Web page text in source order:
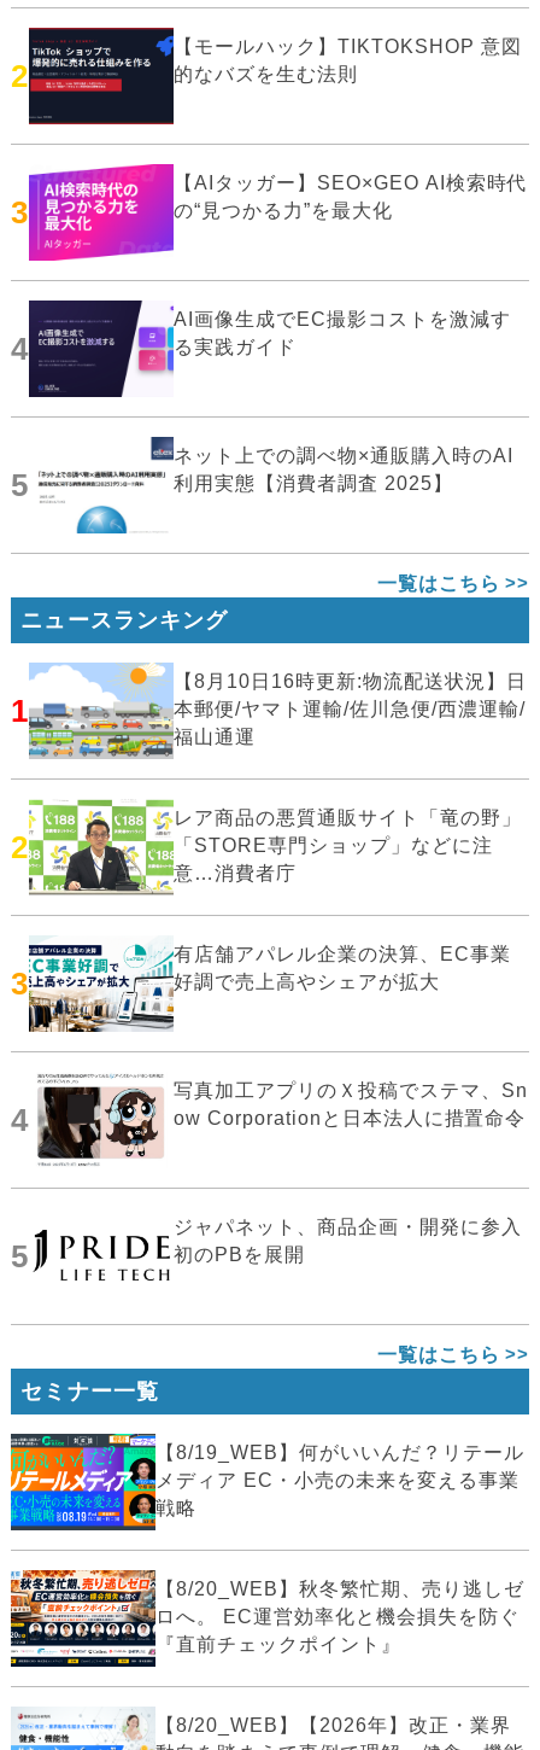
2
【モールハック】TIKTOKSHOP 意図
的なバズを生む法則
3
【AIタッガー】SEO×GEO AI検索時代
の“見つかる力”を最大化
4
AI画像生成でEC撮影コストを激減す
る実践ガイド
5
ネット上での調べ物×通販購入時のAI
利用実態【消費者調査 2025】
一覧はこちら
ニュースランキング
1
【8月10日16時更新:物流配送状況】日
本郵便/ヤマト運輸/佐川急便/西濃運輸/
福山通運
2
レア商品の悪質通販サイト「竜の野」
「STORE専門ショップ」などに注
意…消費者庁
3
有店舗アパレル企業の決算、EC事業
好調で売上高やシェアが拡大
4
写真加工アプリのＸ投稿でステマ、Sn
ow Corporationと日本法人に措置命令
5
ジャパネット、商品企画・開発に参入
初のPBを展開
一覧はこちら
セミナー一覧
【8/19_WEB】何がいいんだ？リテール
メディア EC・小売の未来を変える事業
戦略
【8/20_WEB】秋冬繁忙期、売り逃しゼ
ロへ。 EC運営効率化と機会損失を防ぐ
『直前チェックポイント』
【8/20_WEB】【2026年】改正・業界